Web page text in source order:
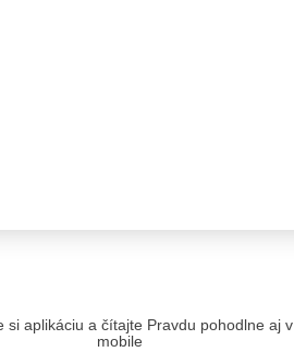
si aplikáciu a čítajte Pravdu pohodlne aj v
mobile